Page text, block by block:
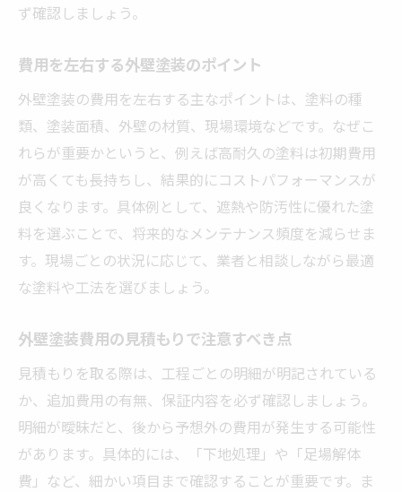
ず確認しましょう。
費用を左右する外壁塗装のポイント
外壁塗装の費用を左右する主なポイントは、塗料の種
類、塗装面積、外壁の材質、現場環境などです。なぜこ
れらが重要かというと、例えば高耐久の塗料は初期費用
が高くても長持ちし、結果的にコストパフォーマンスが
良くなります。具体例として、遮熱や防汚性に優れた塗
料を選ぶことで、将来的なメンテナンス頻度を減らせま
す。現場ごとの状況に応じて、業者と相談しながら最適
な塗料や工法を選びましょう。
外壁塗装費用の見積もりで注意すべき点
見積もりを取る際は、工程ごとの明細が明記されている
か、追加費用の有無、保証内容を必ず確認しましょう。
明細が曖昧だと、後から予想外の費用が発生する可能性
があります。具体的には、「下地処理」や「足場解体
費」など、細かい項目まで確認することが重要です。ま